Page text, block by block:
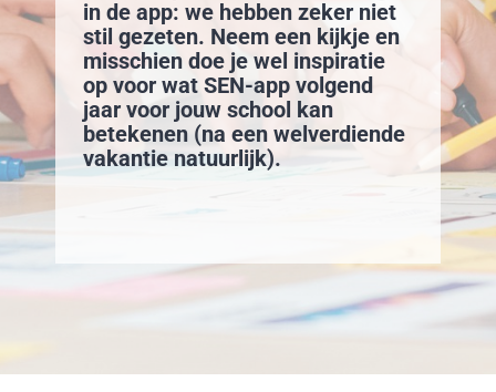
in de app: we hebben zeker niet
stil gezeten. Neem een kijkje en
misschien doe je wel inspiratie
op voor wat SEN-app volgend
jaar voor jouw school kan
betekenen (na een welverdiende
vakantie natuurlijk).